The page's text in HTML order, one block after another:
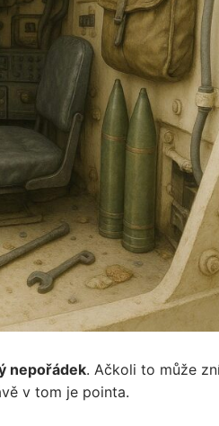
nepořádek. Ačkoli to může
v tom je pointa.